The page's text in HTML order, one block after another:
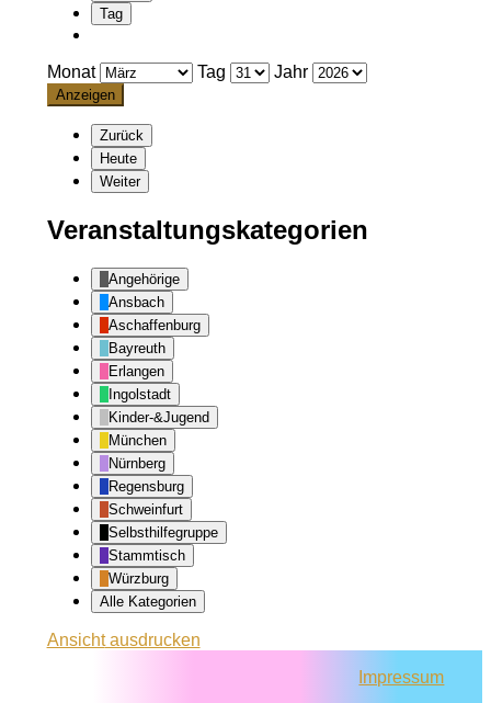
Tag
Monat Tag Jahr
Zurück
Heute
Weiter
Veranstaltungskategorien
Angehörige
Ansbach
Aschaffenburg
Bayreuth
Erlangen
Ingolstadt
Kinder-&Jugend
München
Nürnberg
Regensburg
Schweinfurt
Selbsthilfegruppe
Stammtisch
Würzburg
Alle Kategorien
Ansichtausdrucken
Impressum